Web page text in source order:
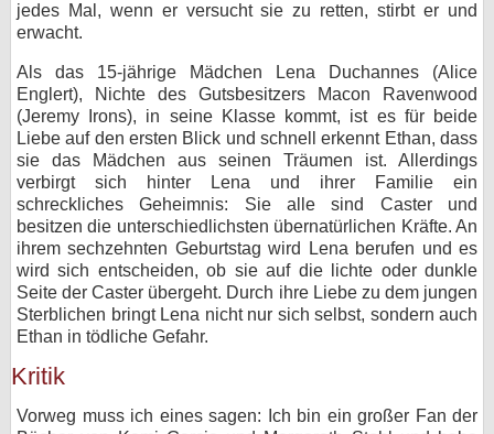
jedes Mal, wenn er versucht sie zu retten, stirbt er und
erwacht.
Als das 15-jährige Mädchen Lena Duchannes (Alice
Englert), Nichte des Gutsbesitzers Macon Ravenwood
(Jeremy Irons), in seine Klasse kommt, ist es für beide
Liebe auf den ersten Blick und schnell erkennt Ethan, dass
sie das Mädchen aus seinen Träumen ist. Allerdings
verbirgt sich hinter Lena und ihrer Familie ein
schreckliches Geheimnis: Sie alle sind Caster und
besitzen die unterschiedlichsten übernatürlichen Kräfte. An
ihrem sechzehnten Geburtstag wird Lena berufen und es
wird sich entscheiden, ob sie auf die lichte oder dunkle
Seite der Caster übergeht. Durch ihre Liebe zu dem jungen
Sterblichen bringt Lena nicht nur sich selbst, sondern auch
Ethan in tödliche Gefahr.
Kritik
Vorweg muss ich eines sagen: Ich bin ein großer Fan der
Cookie-Einstellungen
Desktop-Ansicht
myFanbase